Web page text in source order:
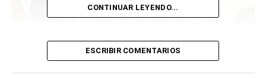
CONTINUAR LEYENDO...
ESCRIBIR COMENTARIOS